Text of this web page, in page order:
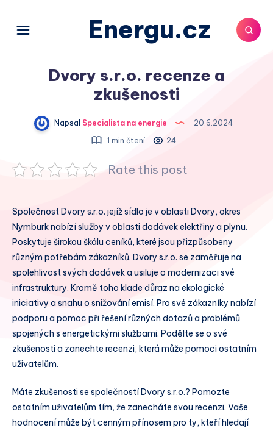
Energu.cz
Dvory s.r.o. recenze a
zkušenosti
Napsal Specialista na energie
20.6.2024
1 min čtení
24
Rate this post
Společnost Dvory s.r.o. jejíž sídlo je v oblasti Dvory, okres
Nymburk nabízí služby v oblasti dodávek elektřiny a plynu.
Poskytuje širokou škálu ceníků, které jsou přizpůsobeny
různým potřebám zákazníků. Dvory s.r.o. se zaměřuje na
spolehlivost svých dodávek a usiluje o modernizaci své
infrastruktury. Kromě toho klade důraz na ekologické
iniciativy a snahu o snižování emisí. Pro své zákazníky nabízí
podporu a pomoc při řešení různých dotazů a problémů
spojených s energetickými službami. Podělte se o své
zkušenosti a zanechte recenzi, která může pomoci ostatním
uživatelům.
Máte zkušenosti se společností Dvory s.r.o.? Pomozte
ostatním uživatelům tím, že zanecháte svou recenzi. Vaše
hodnocení může být cenným přínosem pro ty, kteří hledají